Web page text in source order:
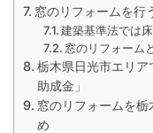
窓のリフォームを行
建築基準法では
窓のリフォーム
栃木県日光市エリア
助成金」
窓のリフォームを
め